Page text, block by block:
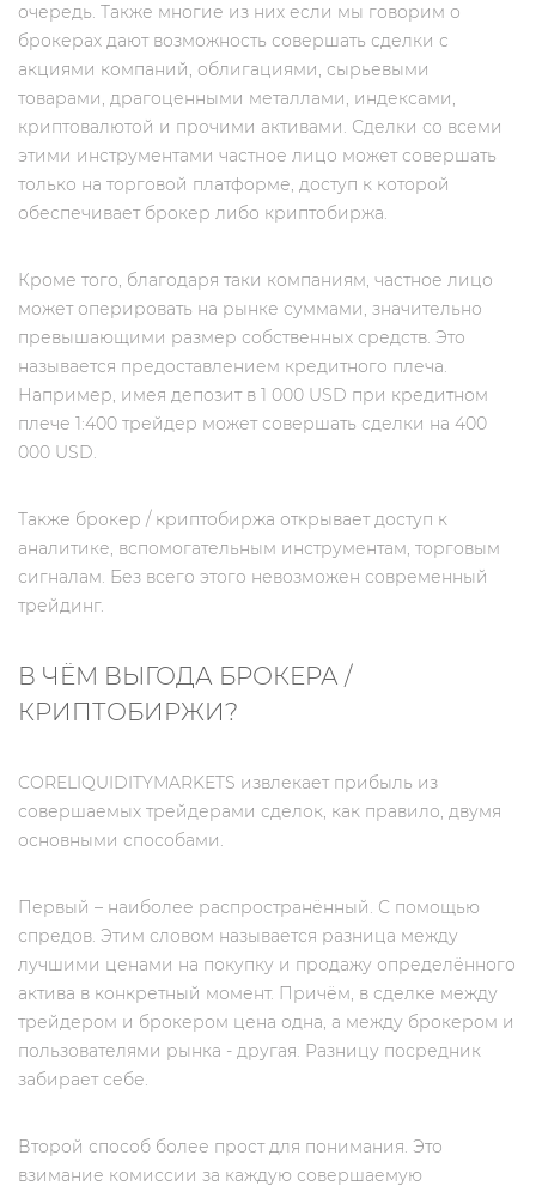
очередь. Также многие из них если мы говорим о
брокерах дают возможность совершать сделки с
акциями компаний, облигациями, сырьевыми
товарами, драгоценными металлами, индексами,
криптовалютой и прочими активами. Сделки со всеми
этими инструментами частное лицо может совершать
только на торговой платформе, доступ к которой
обеспечивает брокер либо криптобиржа.
Кроме того, благодаря таки компаниям, частное лицо
может оперировать на рынке суммами, значительно
превышающими размер собственных средств. Это
называется предоставлением кредитного плеча.
Например, имея депозит в 1 000 USD при кредитном
плече 1:400 трейдер может совершать сделки на 400
000 USD.
Также брокер / криптобиржа открывает доступ к
аналитике, вспомогательным инструментам, торговым
сигналам. Без всего этого невозможен современный
трейдинг.
В ЧЁМ ВЫГОДА БРОКЕРА /
КРИПТОБИРЖИ?
CORELIQUIDITYMARKETS извлекает прибыль из
совершаемых трейдерами сделок, как правило, двумя
основными способами.
Первый – наиболее распространённый. С помощью
спредов. Этим словом называется разница между
лучшими ценами на покупку и продажу определённого
актива в конкретный момент. Причём, в сделке между
трейдером и брокером цена одна, а между брокером и
пользователями рынка - другая. Разницу посредник
забирает себе.
Второй способ более прост для понимания. Это
взимание комиссии за каждую совершаемую